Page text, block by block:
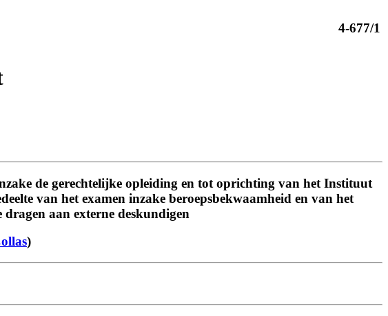
4-677/1
de gerechtelijke opleiding en tot oprichting van het Instituut
van het examen inzake beroepsbekwaamheid en van het
aan externe deskundigen
)